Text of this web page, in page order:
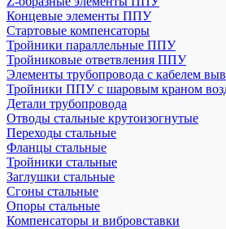
Концевые элементы ППУ
Стартовые компенсаторы
Тройники параллельные ППУ
Тройниковые ответвления ППУ
Элементы трубопровода с кабелем
Тройники ППУ с шаровым краном
Детали трубопровода
Отводы стальные крутоизогнутые
Переходы стальные
Фланцы стальные
Тройники стальные
Заглушки стальные
Сгоны стальные
Опоры стальные
Компенсаторы и вибровставки